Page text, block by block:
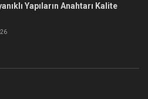
Yapıların Anahtarı Kalite